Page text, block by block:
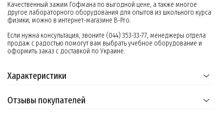
Качественный зажим Гофмана по выгодной цене, а также многое
другое лабораторного оборудования для опытов из школьного курса
физики, можно в интернет-магазине B-Pro.
Если нужна консультация, звоните (044) 353-33-77, менеджеры отдела
продаж с радостью помогут вам выбрать учебное оборудование и
оформить заказ с доставкой по Украине.
Характеристики
Отзывы покупателей